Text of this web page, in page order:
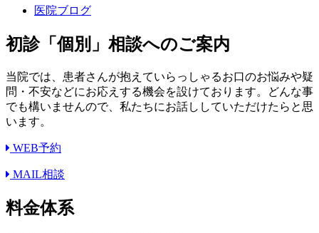
医院ブログ
初診「個別」相談へのご案内
当院では、患者さんが抱えていらっしゃるお口のお悩みや疑
問・不安などにお応えする機会を設けております。どんな事
でも構いませんので、私たちにお話ししていただけたらと思
います。
WEB予約
MAIL相談
料金体系